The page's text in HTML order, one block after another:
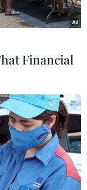
Financial